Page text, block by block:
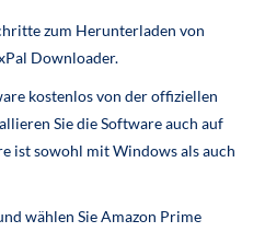
zum Herunterladen von
Downloader.
kostenlos von der offiziellen
Sie die Software auch auf
ist sowohl mit Windows als auch
wählen Sie Amazon Prime